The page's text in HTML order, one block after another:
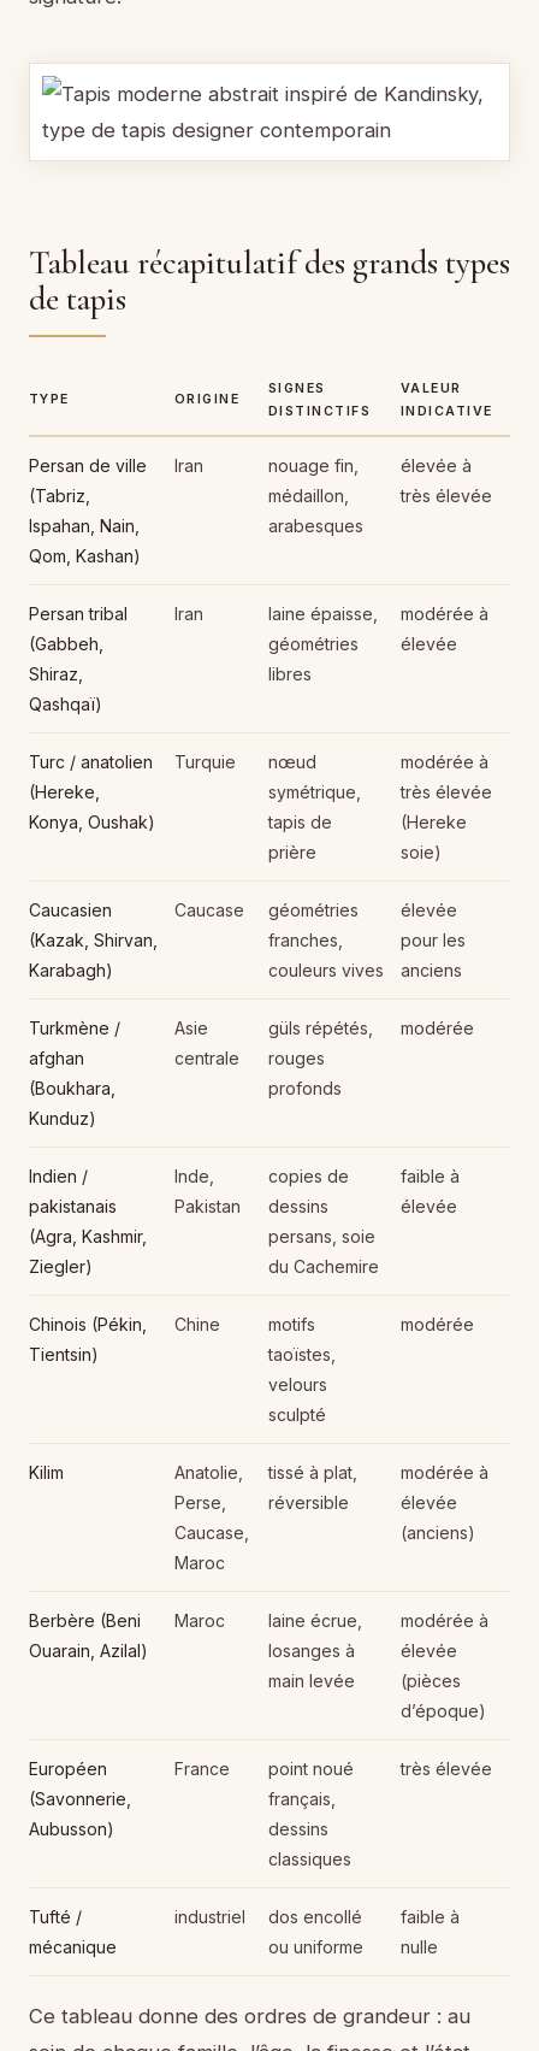
Tableau récapitulatif des grands types
de tapis
TYPE ORIGINE
SIGNES
DISTINCTIFS
VALEUR
INDICATIVE
Persan de ville
(Tabriz,
Ispahan, Nain,
Qom, Kashan)
Iran
nouage fin,
médaillon,
arabesques
élevée à
très élevée
Persan tribal
(Gabbeh,
Shiraz,
Qashqaï)
Iran
laine épaisse,
géométries
libres
modérée à
élevée
Turc / anatolien
(Hereke,
Konya, Oushak)
Turquie
nœud
symétrique,
tapis de
prière
modérée à
très élevée
(Hereke
soie)
Caucasien
(Kazak, Shirvan,
Karabagh)
Caucase
géométries
franches,
couleurs vives
élevée
pour les
anciens
Turkmène /
afghan
(Boukhara,
Kunduz)
Asie
centrale
güls répétés,
rouges
profonds
modérée
Indien /
pakistanais
(Agra, Kashmir,
Ziegler)
Inde,
Pakistan
copies de
dessins
persans, soie
du Cachemire
faible à
élevée
Chinois (Pékin,
Tientsin)
Chine
motifs
taoïstes,
velours
sculpté
modérée
Kilim
Anatolie,
Perse,
Caucase,
Maroc
tissé à plat,
réversible
modérée à
élevée
(anciens)
Berbère (Beni
Ouarain, Azilal)
Maroc
laine écrue,
losanges à
main levée
modérée à
élevée
(pièces
d’époque)
Européen
(Savonnerie,
Aubusson)
France
point noué
français,
dessins
classiques
très élevée
Tufté /
mécanique
industriel
dos encollé
ou uniforme
faible à
nulle
Ce tableau donne des ordres de grandeur : au